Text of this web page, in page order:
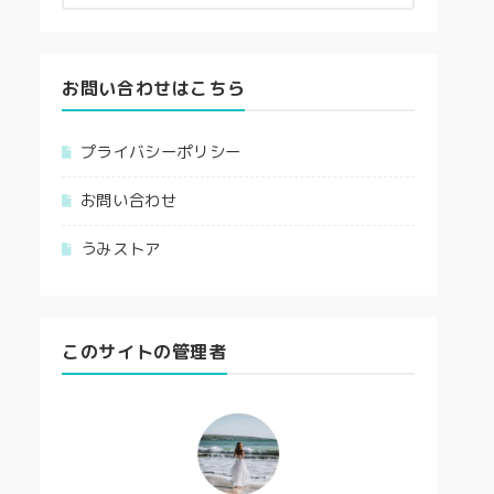
お問い合わせはこちら
プライバシーポリシー
お問い合わせ
うみストア
このサイトの管理者